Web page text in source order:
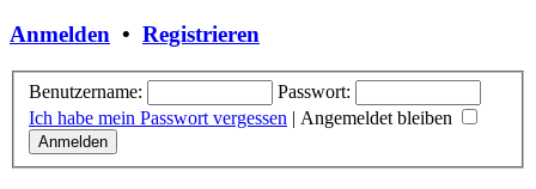
Anmelden • Registrieren
Benutzername:
Passwort:
Ich habe mein Passwort vergessen | Angemeldet bleiben